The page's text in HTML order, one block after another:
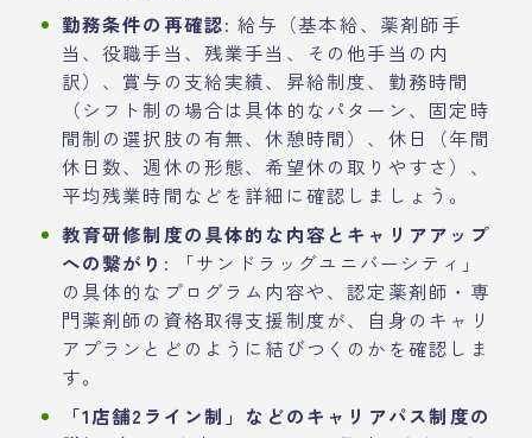
勤務条件の再確認: 給与（基本給、薬剤師手
当、役職手当、残業手当、その他手当の内
訳）、賞与の支給実績、昇給制度、勤務時間
（シフト制の場合は具体的なパターン、固定時
間制の選択肢の有無、休憩時間）、休日（年間
休日数、週休の形態、希望休の取りやすさ）、
平均残業時間などを詳細に確認しましょう。
教育研修制度の具体的な内容とキャリアアップ
への繋がり: 「サンドラッグユニバーシティ」
の具体的なプログラム内容や、認定薬剤師・専
門薬剤師の資格取得支援制度が、自身のキャリ
アプランとどのように結びつくのかを確認しま
す。
「1店舗2ライン制」などのキャリアパス制度の